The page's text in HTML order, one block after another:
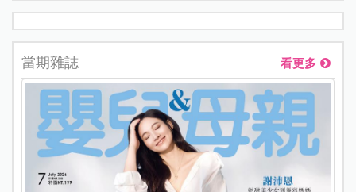
當期雜誌 看更多